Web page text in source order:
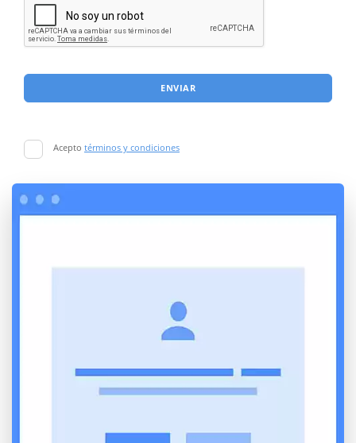
ENVIAR
Acepto términos y condiciones